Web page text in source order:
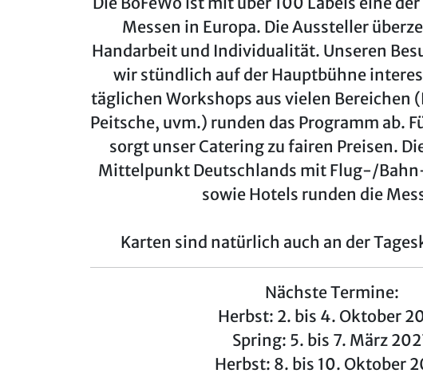
Messen in Europa. Die Aussteller
Handarbeit und Individualität. Unseren
wir stündlich auf der Hauptbühne
täglichen Workshops aus vielen Bereichen
Peitsche, uvm.) runden das Programm ab.
sorgt unser Catering zu fairen Preisen.
Mittelpunkt Deutschlands mit Flug-/
sowie Hotels runden die
Karten sind natürlich auch an der
Nächste Termine:
Herbst: 2. bis 4. Oktober
Spring: 5. bis 7. März
Herbst: 8. bis 10. Oktober